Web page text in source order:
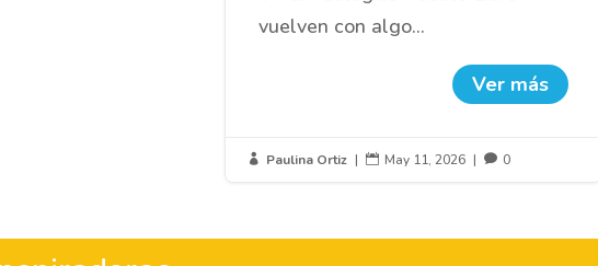
vuelven con algo...
Ver más
 Paulina Ortiz |  May 11, 2026 |  0